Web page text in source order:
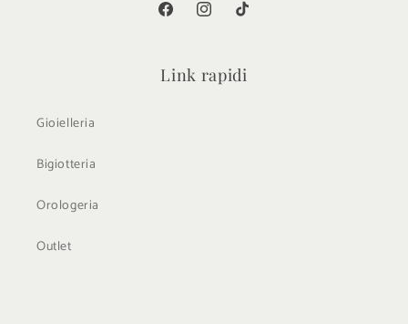
FacebookInstagramTikTok
Link rapidi
Gioielleria
Bigiotteria
Orologeria
Outlet